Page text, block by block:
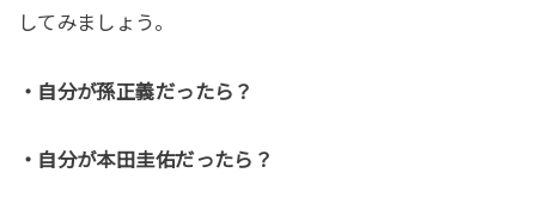
してみましょう。
・自分が孫正義だったら？
・自分が本田圭佑だったら？